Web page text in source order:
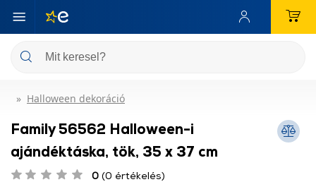
Halloween dekoráció
Family 56562 Halloween-i
ajándéktáska, tök, 35 x 37 cm
0 (0 értékelés)